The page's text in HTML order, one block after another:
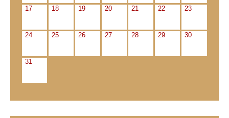
17 18 19 20 21 22 23
24 25 26 27 28 29 30
31